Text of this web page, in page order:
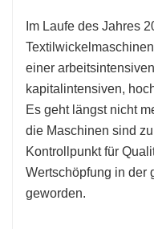
Im Laufe des Jahres
einer
kapitalintensiven,
Es geht längst nicht
die Maschinen sind
Kontrollpunkt für
Wertschöpfung in der
geworden.